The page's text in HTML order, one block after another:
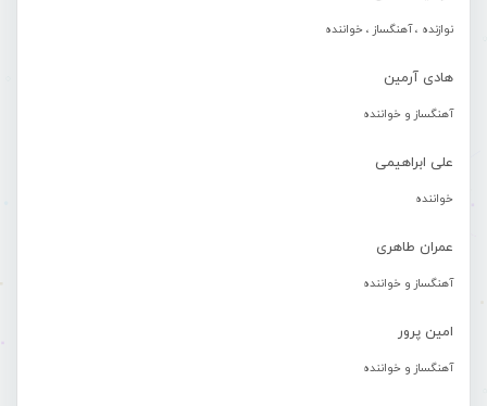
نوازنده ، آهنگساز ، خواننده
هادی آرمین
آهنگساز و خواننده
علی ابراهیمی
خواننده
عمران طاهری
آهنگساز و خواننده
امین پرور
آهنگساز و خواننده